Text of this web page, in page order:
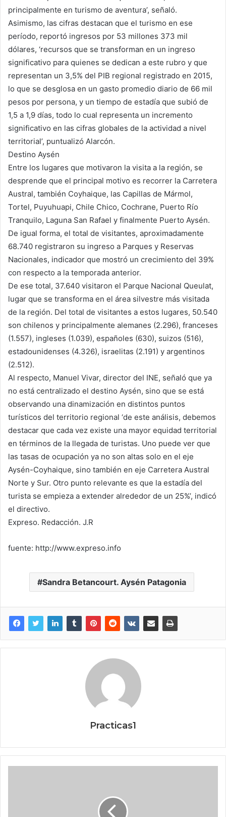
principalmente en turismo de aventura’, señaló.
Asimismo, las cifras destacan que el turismo en ese
período, reportó ingresos por 53 millones 373 mil
dólares, ‘recursos que se transforman en un ingreso
significativo para quienes se dedican a este rubro y que
representan un 3,5% del PIB regional registrado en 2015,
lo que se desglosa en un gasto promedio diario de 66 mil
pesos por persona, y un tiempo de estadía que subió de
1,5 a 1,9 días, todo lo cual representa un incremento
significativo en las cifras globales de la actividad a nivel
territorial’, puntualizó Alarcón.
Destino Aysén
Entre los lugares que motivaron la visita a la región, se
desprende que el principal motivo es recorrer la Carretera
Austral, también Coyhaique, las Capillas de Mármol,
Tortel, Puyuhuapi, Chile Chico, Cochrane, Puerto Río
Tranquilo, Laguna San Rafael y finalmente Puerto Aysén.
De igual forma, el total de visitantes, aproximadamente
68.740 registraron su ingreso a Parques y Reservas
Nacionales, indicador que mostró un crecimiento del 39%
con respecto a la temporada anterior.
De ese total, 37.640 visitaron el Parque Nacional Queulat,
lugar que se transforma en el área silvestre más visitada
de la región. Del total de visitantes a estos lugares, 50.540
son chilenos y principalmente alemanes (2.296), franceses
(1.557), ingleses (1.039), españoles (630), suizos (516),
estadounidenses (4.326), israelitas (2.191) y argentinos
(2.512).
Al respecto, Manuel Vivar, director del INE, señaló que ya
no está centralizado el destino Aysén, sino que se está
observando una dinamización en distintos puntos
turísticos del territorio regional ‘de este análisis, debemos
destacar que cada vez existe una mayor equidad territorial
en términos de la llegada de turistas. Uno puede ver que
las tasas de ocupación ya no son altas solo en el eje
Aysén-Coyhaique, sino también en eje Carretera Austral
Norte y Sur. Otro punto relevante es que la estadía del
turista se empieza a extender alrededor de un 25%’, indicó
el directivo.
Expreso. Redacción. J.R
fuente: http://www.expreso.info
Sandra Betancourt. Aysén Patagonia
Practicas1